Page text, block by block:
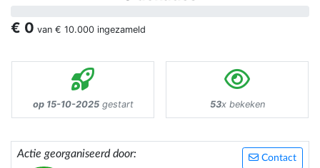
€ 0 van € 10.000 ingezameld
op 15-10-2025gestart 53x bekeken
Contact
Actie georganiseerd door: